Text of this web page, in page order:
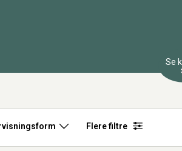
Se
Flere filtre